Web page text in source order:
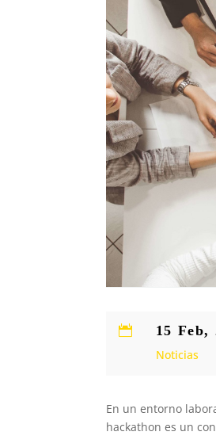
 15 Feb,
Noticias
En un entorno
hackathon es un